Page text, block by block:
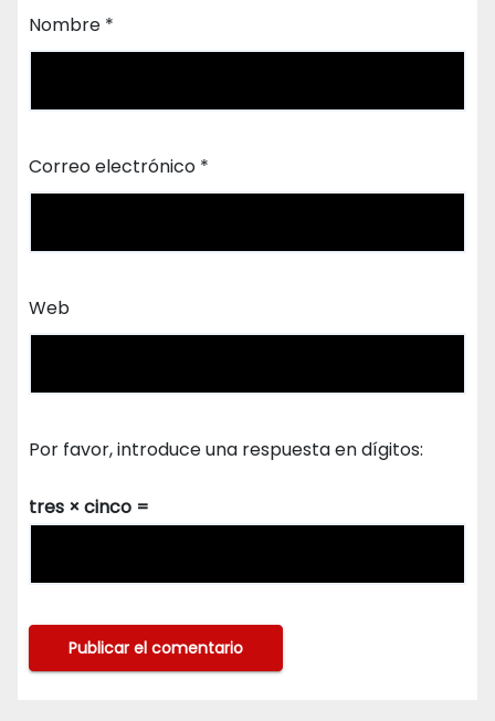
Nombre *
Correo electrónico *
Web
Por favor, introduce una respuesta en dígitos:
tres × cinco =